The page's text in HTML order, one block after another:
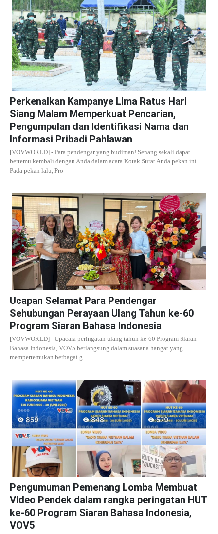
Perkenalkan Kampanye Lima Ratus Hari
Siang Malam Memperkuat Pencarian,
Pengumpulan dan Identifikasi Nama dan
Informasi Pribadi Pahlawan
[VOVWORLD] - Para pendengar yang budiman! Senang sekali dapat
bertemu kembali dengan Anda dalam acara Kotak Surat Anda pekan ini.
Pada pekan lalu, Pro
Ucapan Selamat Para Pendengar
Sehubungan Perayaan Ulang Tahun ke-60
Program Siaran Bahasa Indonesia
[VOVWORLD] - Upacara peringatan ulang tahun ke-60 Program Siaran
Bahasa Indonesia, VOV5 berlangsung dalam suasana hangat yang
mempertemukan berbagai g
Pengumuman Pemenang Lomba Membuat
Video Pendek dalam rangka peringatan HUT
ke-60 Program Siaran Bahasa Indonesia,
VOV5